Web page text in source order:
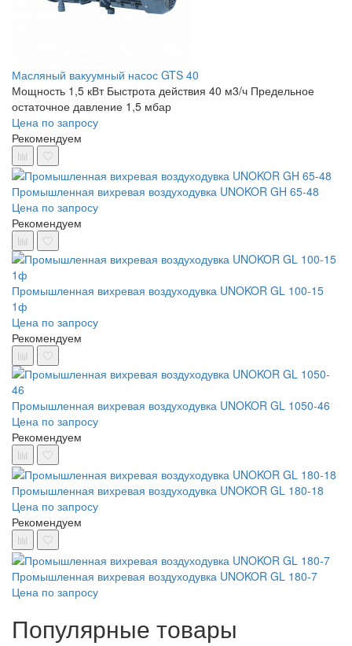
Масляный вакуумный насос GTS 40
Мощность 1,5 кВт Быстрота действия 40 м3/ч Предельное
остаточное давление 1,5 мбар
Цена по запросу
Рекомендуем
Промышленная вихревая воздуходувка UNOKOR GH 65-48
Цена по запросу
Рекомендуем
Промышленная вихревая воздуходувка UNOKOR GL 100-15
1ф
Цена по запросу
Рекомендуем
Промышленная вихревая воздуходувка UNOKOR GL 1050-46
Цена по запросу
Рекомендуем
Промышленная вихревая воздуходувка UNOKOR GL 180-18
Цена по запросу
Рекомендуем
Промышленная вихревая воздуходувка UNOKOR GL 180-7
Цена по запросу
Популярные товары